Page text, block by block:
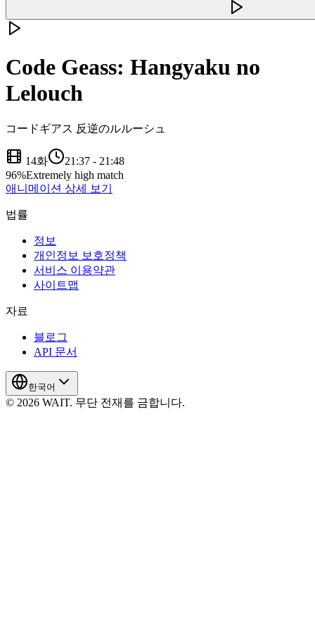
Code Geass: Hangyaku no
Lelouch
コードギアス 反逆のルルーシュ
14화 21:37 - 21:48
96%Extremely high match
애니메이션 상세 보기
법률
정보
개인정보 보호정책
서비스 이용약관
사이트맵
자료
블로그
API 문서
한국어
© 2026 WAIT. 무단 전재를 금합니다.